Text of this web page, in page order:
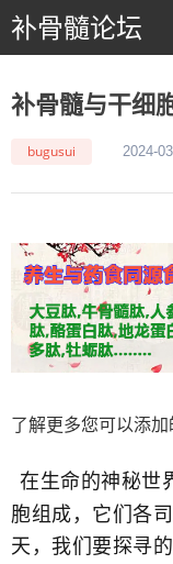
补骨髓论坛
补骨髓与干细
bugusui 2024-
了解更多您可以添
在生命的神秘世
胞组成，它们各
天，我们要探寻